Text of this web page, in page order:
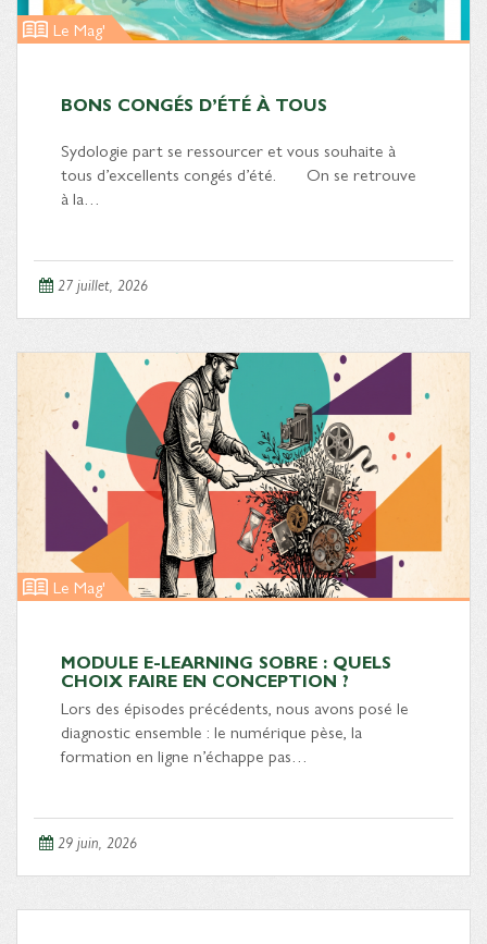
Le Mag'
BONS CONGÉS D’ÉTÉ À TOUS
Sydologie part se ressourcer et vous souhaite à
tous d’excellents congés d’été. On se retrouve
à la…
27 juillet, 2026
Le Mag'
MODULE E-LEARNING SOBRE : QUELS
CHOIX FAIRE EN CONCEPTION ?
Lors des épisodes précédents, nous avons posé le
diagnostic ensemble : le numérique pèse, la
formation en ligne n’échappe pas…
29 juin, 2026